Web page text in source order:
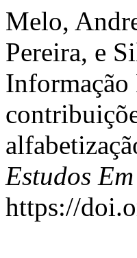
Melo,
Pereira, e
Informação
Estudos
https://